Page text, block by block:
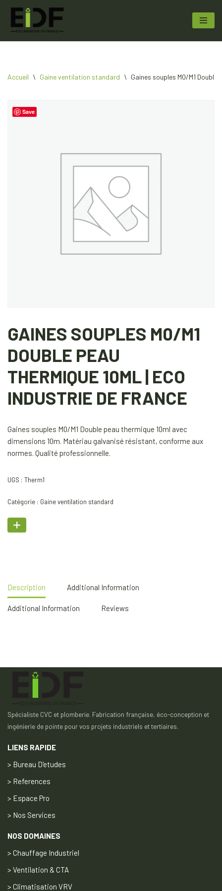
Aller
Accueil \ Gaine ventilation standard \ Gaines souples M0/M1
Save
GAINES SOUPLES M0/M1
DOUBLE PEAU
THERMIQUE 10ML | ECO
INDUSTRIE DE FRANCE
Gaines souples M0/M1 Double peau thermique 10ml avec
dimensions 10m. Matériau galvanisé résistant, conforme aux
normes. Qualité professionnelle.
UGS : Therm1
Catégorie : Gaine ventilation standard
Description Additional Information
Additional Information Reviews
Spécialiste CVC et plomberie. Fabrication française, éco-conception et
ingénierie de pointe pour vos projets industriels et tertiaires.
LIENS RAPIDE
> Bureau D'etudes
> References
> Espace Pro
> Nos Services
NOS DOMAINES
> Chauffage Industriel
> Ventilation & CTA
> Climatisation VRV